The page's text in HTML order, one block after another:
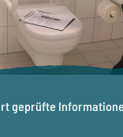
geprüfte